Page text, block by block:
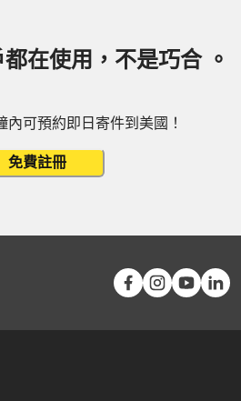
在使用，不是巧合 。
內可預約即日寄件到美國！
免費註冊